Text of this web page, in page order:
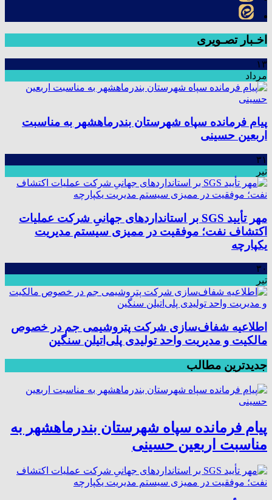
اخـبار تصـویری
۱۳
مرداد
پیام فرمانده سپاه شهرستان بندرماهشهر به مناسبت
اربعین حسینی
۳۱
تیر
مهر تأیید SGS بر استانداردهای جهانیِ شرکت عملیات
اکتشاف نفت؛ موفقیت در ممیزی سیستم مدیریت
یکپارچه
۳۰
تیر
اطلاعیه شفاف‌سازی شرکت پتروشیمی جم در خصوص
مالکیت و مدیریت واحد تولیدی پلی‌اتیلن سنگین
جدیدترین مطالب
پیام فرمانده سپاه شهرستان بندرماهشهر به
مناسبت اربعین حسینی